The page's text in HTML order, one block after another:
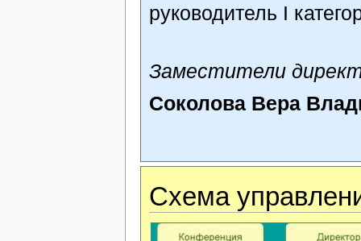
руководитель I
Заместители
Соколова Вера
Схема